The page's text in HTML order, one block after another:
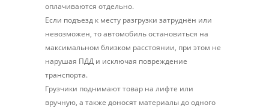
оплачиваются отдельно.
Если подъезд к месту разгрузки затруднён или
невозможен, то автомобиль остановиться на
максимальном близком расстоянии, при этом не
нарушая ПДД и исключая повреждение
транспорта.
Грузчики поднимают товар на лифте или
вручную, а также доносят материалы до одного